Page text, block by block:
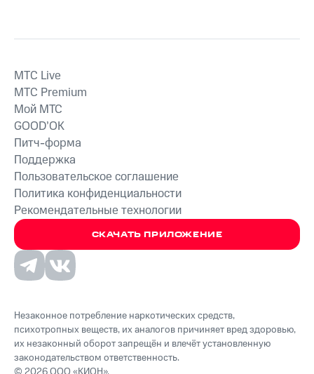
СКАЧАТЬ ПРИЛОЖЕНИЕ
MTС Live
MTС Premium
Мой МТС
GOOD’OK
Питч-форма
Поддержка
Пользовательское соглашение
Политика конфиденциальности
Рекомендательные технологии
Незаконное потребление наркотических средств,
психотропных веществ, их аналогов причиняет вред здоровью,
их незаконный оборот запрещён и влечёт установленную
законодательством ответственность.